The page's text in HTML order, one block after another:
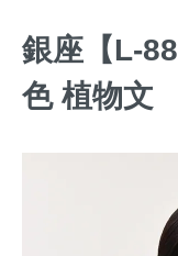
銀座【L-
色 植物文